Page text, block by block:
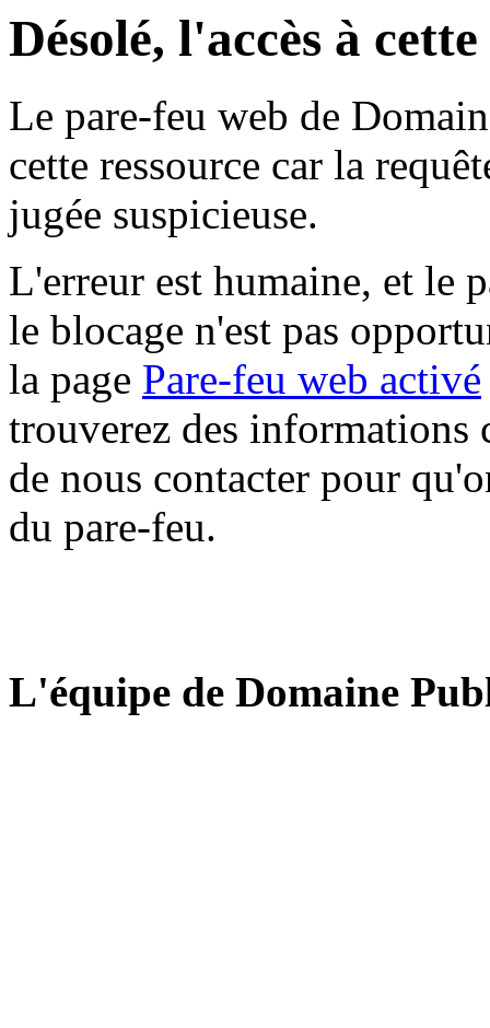
Désolé, l'accès à
Le pare-feu web de
cette ressource car la
jugée suspicieuse.
L'erreur est humaine, et le
le blocage n'est pas
la page Pare-feu web activé
trouverez des informations
de nous contacter pour
du pare-feu.
L'équipe de Domaine